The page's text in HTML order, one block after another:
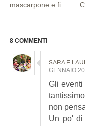
mascarpone e fi...
8 COMMENTI
SARA E
GENNAIO
Gli eventi
non
Un po' di